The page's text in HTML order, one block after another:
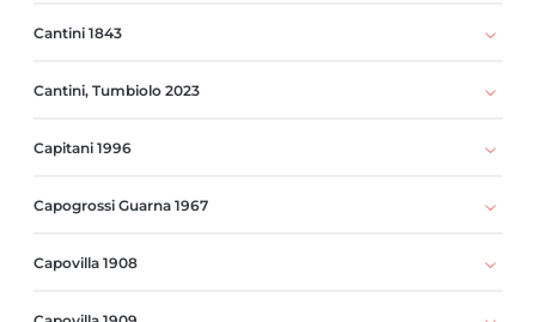
Cantini 1843
Cantini, Tumbiolo 2023
Capitani 1996
Capogrossi Guarna 1967
Capovilla 1908